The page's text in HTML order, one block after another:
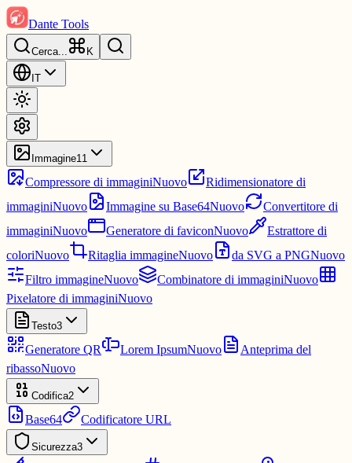
Dante Tools
Cerca... K
IT
Immagine11
Compressore di immaginiNuovo
Ridimensionatore di
immaginiNuovo Immagine su Base64Nuovo
Convertitore di
immaginiNuovo Generatore di faviconNuovo
Estrattore di
coloriNuovo Ritaglia immagineNuovo da SVG a PNGNuovo
Filtro immagineNuovo Combinatore di immaginiNuovo
Pixelatore di immaginiNuovo
Testo3
Generatore QR Lorem IpsumNuovo
Anteprima del
ribassoNuovo
Codifica2
Base64 Codificatore URL
Sicurezza3